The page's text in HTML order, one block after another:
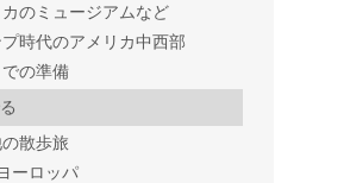
のミュージアムなど
プ時代のアメリカ中西部
の準備
散歩旅
ーロッパ